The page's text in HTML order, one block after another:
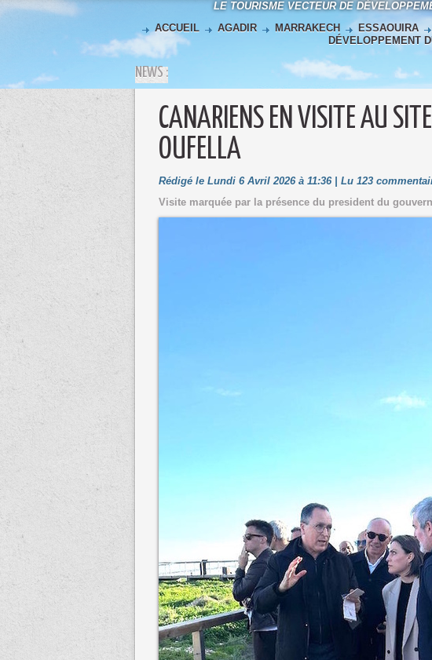
LE TOURISME VECTEUR DE
ACCUEIL
AGADIR MARRAKECH ESSAOUIRA
DÉVELOPPEMENT
NEWS :
CANARIENS EN VISITE AU
OUFELLA
Rédigé le Lundi 6 Avril 2026 à 11:36 | Lu 123
Visite marquée par la présence du president du